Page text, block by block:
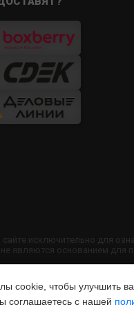
исключительно для
основанием для
сайта запрещено без
cookie, чтобы улучшить
соглашаетесь с нашей